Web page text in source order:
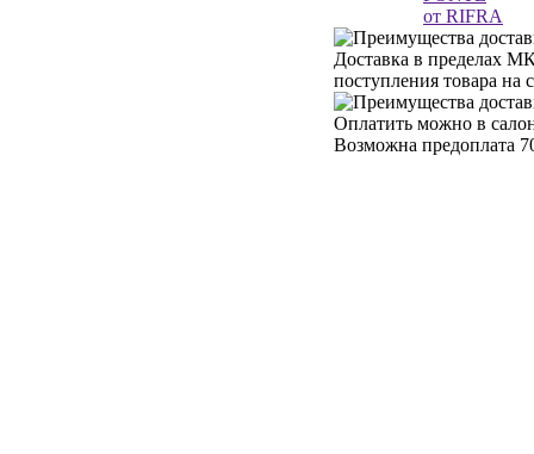
Доставка в пределах
поступления товара на
Оплатить можно в
Возможна предоплата